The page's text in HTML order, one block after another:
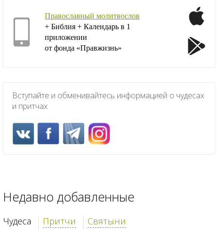
Православный молитвослов
+ Библия + Календарь в 1
приложении
от фонда «Правжизнь»
Вступайте и обменивайтесь информацией о чудесах
и притчах
Недавно добавленные
Чудеса Притчи Святыни